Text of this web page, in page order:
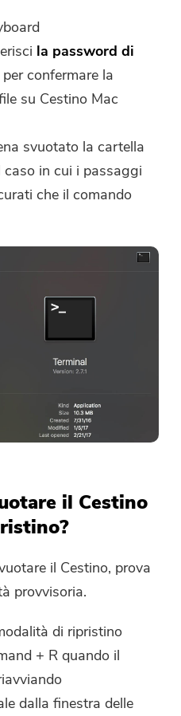
la password di
per confermare la
su Cestino Mac
svuotato la cartella
caso in cui i passaggi
che il comando
il Cestino
il Cestino, prova
provvisoria.
di ripristino
+ R quando il
dalla finestra delle